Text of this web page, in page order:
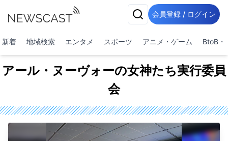
会員登録 / ログイン
新着 地域検索 エンタメ スポーツ アニメ・ゲーム BtoB・
アール・ヌーヴォーの女神たち実行委員
会